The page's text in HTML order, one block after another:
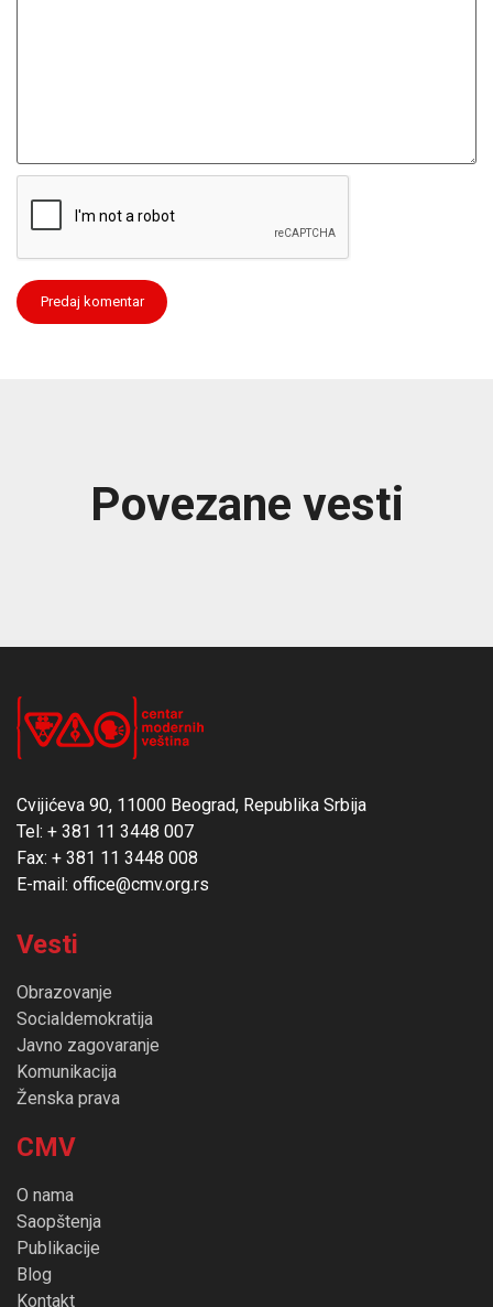
Povezane vesti
Cvijićeva 90, 11000 Beograd, Republika Srbija
Tel: + 381 11 3448 007
Fax: + 381 11 3448 008
E-mail: office@cmv.org.rs
Vesti
Obrazovanje
Socialdemokratija
Javno zagovaranje
Komunikacija
Ženska prava
CMV
O nama
Saopštenja
Publikacije
Blog
Kontakt